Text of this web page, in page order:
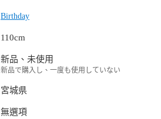
Birthday
110cm
新品、未使用
新品で購入し、一度も使用していない
宮城県
無選項